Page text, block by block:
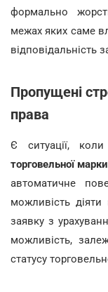
формально
межах яких саме
відповідальність
Пропущені
права
Є ситуації, коли
торговельної марки
автоматичне
можливість
заявку з
можливість,
статусу